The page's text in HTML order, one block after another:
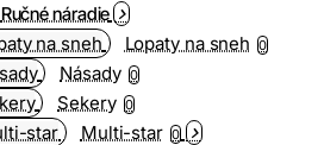
Ručné náradie
Lopaty na sneh 0
Násady 0
Sekery 0
Multi-star 0